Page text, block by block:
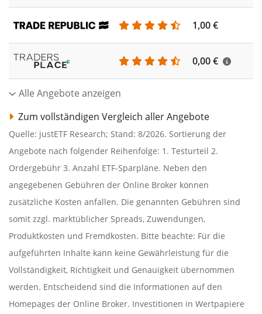
1,00 €
0,00 €
Alle Angebote anzeigen
Zum vollständigen Vergleich aller Angebote
Quelle: justETF Research; Stand: 8/2026. Sortierung der
Angebote nach folgender Reihenfolge: 1. Testurteil 2.
Ordergebühr 3. Anzahl ETF-Sparpläne. Neben den
angegebenen Gebühren der Online Broker können
zusätzliche Kosten anfallen. Die genannten Gebühren sind
somit zzgl. marktüblicher Spreads, Zuwendungen,
Produktkosten und Fremdkosten. Bitte beachte: Für die
aufgeführten Inhalte kann keine Gewährleistung für die
Vollständigkeit, Richtigkeit und Genauigkeit übernommen
werden. Entscheidend sind die Informationen auf den
Homepages der Online Broker. Investitionen in Wertpapiere